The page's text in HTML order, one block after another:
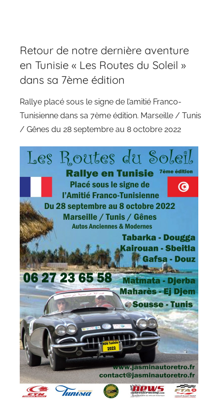
Retour de notre dernière aventure
en Tunisie « Les Routes du Soleil »
dans sa 7ème édition
Rallye placé sous le signe de l’amitié Franco-
Tunisienne dans sa 7ème édition. Marseille / Tunis
/ Gênes du 28 septembre au 8 octobre 2022